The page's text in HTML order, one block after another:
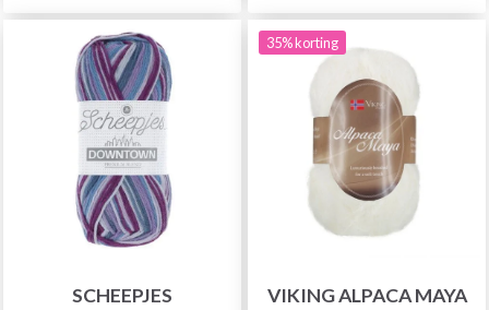
SCHEEPJES
35% korting
VIKING ALPACA MAYA